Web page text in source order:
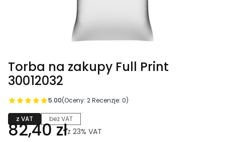
Torba na zakupy Full Print
30012032
5.00(Oceny: 2 Recenzje: 0)
z VAT bez VAT
82,40 złz 23% VAT